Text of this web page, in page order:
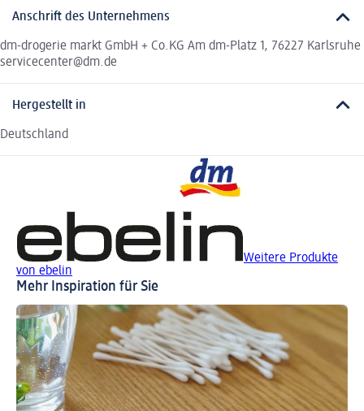
Anschrift des Unternehmens
dm-drogerie markt GmbH + Co.KG Am dm-Platz 1, 76227 Karlsruhe
servicecenter@dm.de
Hergestellt in
Deutschland
Weitere Produkte
von ebelin
Mehr Inspiration für Sie